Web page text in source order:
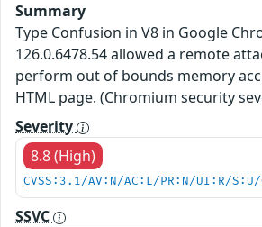
Summary
Type Confusion in V8 in Google
126.0.6478.54 allowed a remote
perform out of bounds memory
HTML page. (Chromium security
Severity
8.8 (High)
CVSS:3.1/AV:N/AC:L/PR:N/UI:R/
SSVC